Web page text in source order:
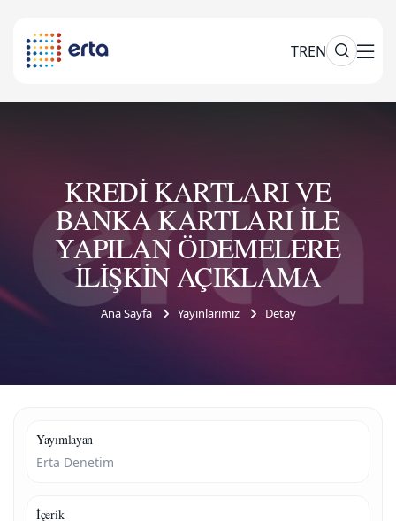
TREN
KREDİ KARTLARI VE
BANKA KARTLARI İLE
YAPILAN ÖDEMELERE
İLİŞKİN AÇIKLAMA
Ana Sayfa Yayınlarımız Detay
Yayımlayan
Erta Denetim
İçerik